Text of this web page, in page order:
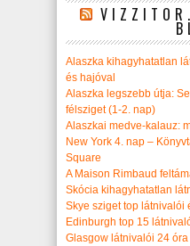
Alaszka kihagyhatatlan
és hajóval
Alaszka legszebb útja:
félsziget (1-2. nap)
Alaszkai medve-kalauz:
New York 4. nap –
Square
A Maison Rimbaud
Skócia kihagyhatatlan
Skye sziget top látnivalói
Edinburgh top 15
Glasgow látnivalói 24 óra